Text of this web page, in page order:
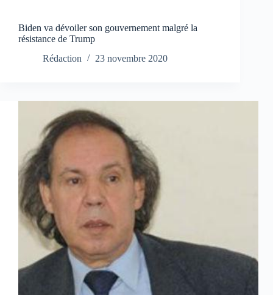
Biden va dévoiler son gouvernement malgré la
résistance de Trump
Rédaction
23 novembre 2020